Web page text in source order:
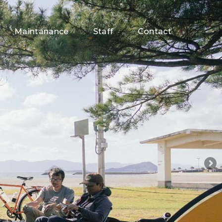
Maintanance Staff Contact